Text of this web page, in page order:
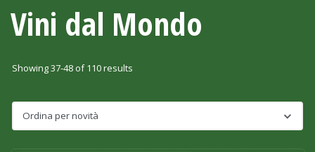
Vini dal Mondo
Showing 37-48 of 110 results